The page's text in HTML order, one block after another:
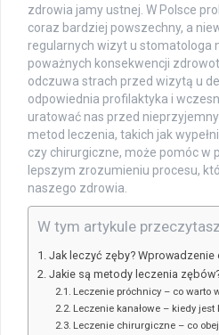
zdrowia jamy ustnej. W Polsce
coraz bardziej powszechny, a
regularnych wizyt u stomatologa
poważnych konsekwencji
odczuwa strach przed wizytą u
odpowiednia profilaktyka i
uratować nas przed
metod leczenia, takich jak
czy chirurgiczne, może pomóc w
lepszym zrozumieniu procesu,
naszego zdrowia.
W tym artykule przeczytasz
Jak leczyć zęby? Wprowadzenie
Jakie są metody leczenia
Leczenie próchnicy – co warto
Leczenie kanałowe – kiedy jest
Leczenie chirurgiczne – co